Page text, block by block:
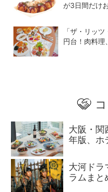
が3日間だけ
「ザ・リッ
円台！肉料
大阪・関
年版、ホ
大河ドラ
ラムまと